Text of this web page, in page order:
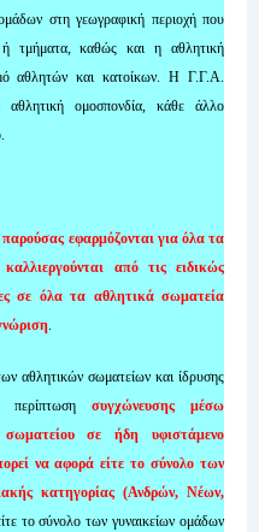
στη γεωγραφική περιοχή που
ή τμήματα, καθώς και η αθλητική
αθλητών και κατοίκων. Η Γ.Γ.Α.
αθλητική ομοσπονδία, κάθε άλλο
εφαρμόζονται για όλα τα
από τις ειδικώς
σε όλα τα αθλητικά σωματεία
.
αθλητικών σωματείων και ίδρυσης
περίπτωση συγχώνευσης μέσω
σε ήδη υφιστάμενο
να αφορά είτε το σύνολο των
κατηγορίας (Ανδρών, Νέων,
το σύνολο των γυναικείων ομάδων